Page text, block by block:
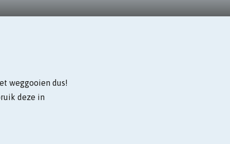
weggooien dus!
deze in